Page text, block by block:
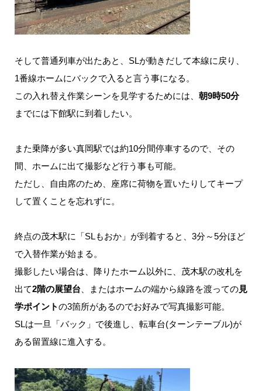
そして普通列車が出たあと、SLが動きだして本線に戻り、
1番線ホームにバックで入ると言う事になる。
この入れ替え作業シーンを見学するためには、 朝9時50分
までには下館駅に到着したい。
また乗降が多い真岡駅では約10分間停車するので、その
間、ホームに出て撮影など行う事も可能。
ただし、自由席のため、座席に荷物を置いたりしてキープ
して置くことを忘れずに。
終点の茂木駅に「SLもおか」が到着すると、3分～5分ほど
で入替作業が始まる。
撮影したい場合は、降りたホーム以外に、茂木駅の改札を
出て2階の展望台 、またはホームの端から線路を渡っての見
学ポイントの3箇所があるのでお好みで写真撮影可能。
SLは一旦「バック」で後進し、転車台(ターンテーブル)が
ある留置線に進入する。